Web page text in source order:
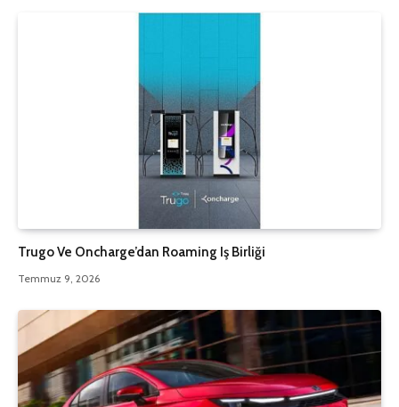
Trugo Ve Oncharge’dan Roaming Iş Birliği
Temmuz 9, 2026